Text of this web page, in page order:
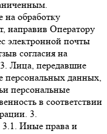
на обработку
направив Оператору
электронной почты
согласия на
Лица, передавшие
персональных данных,
персональные
в соответствии
3.
Иные права и